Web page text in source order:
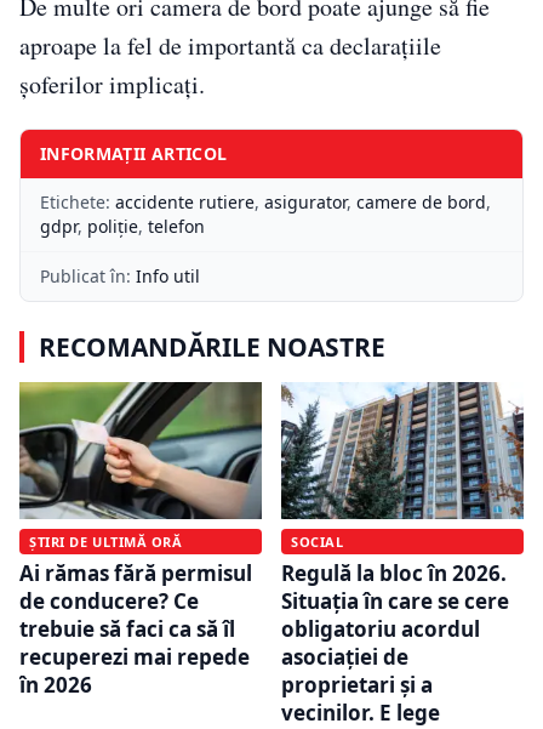
De multe ori camera de bord poate ajunge să fie
aproape la fel de importantă ca declarațiile
șoferilor implicați.
INFORMAȚII ARTICOL
Etichete: accidente rutiere, asigurator, camere de bord,
gdpr, poliție, telefon
Publicat în: Info util
RECOMANDĂRILE NOASTRE
ȘTIRI DE ULTIMĂ ORĂ
Ai rămas fără permisul
de conducere? Ce
trebuie să faci ca să îl
recuperezi mai repede
în 2026
SOCIAL
Regulă la bloc în 2026.
Situația în care se cere
obligatoriu acordul
asociației de
proprietari și a
vecinilor. E lege